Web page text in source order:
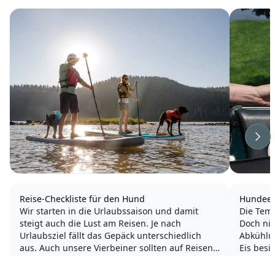
Reise-Checkliste für den Hund
Wir starten in die Urlaubssaison und damit
steigt auch die Lust am Reisen. Je nach
Urlaubsziel fällt das Gepäck unterschiedlich
aus. Auch unsere Vierbeiner sollten auf Reisen
Die
Doch
Eis